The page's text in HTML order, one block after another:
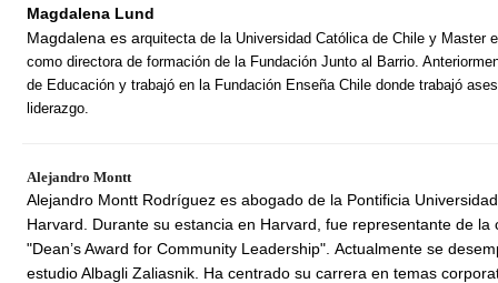
Magdalena Lund
Magdalena es arquitecta de la Universidad Católica de Chile y Master
como directora de formación de la Fundación Junto al Barrio.
de Educación y trabajó en la Fundación Enseña Chile donde trabajó
liderazgo.
Alejandro Montt
Alejandro Montt Rodríguez es abogado de la Pontificia
Harvard. Durante su estancia en Harvard, fue representante de
"Dean’s Award for Community Leadership". Actualmente se
estudio Albagli Zaliasnik. Ha centrado su carrera en temas